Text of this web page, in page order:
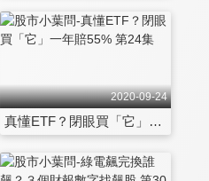
2020-09-24
真懂ETF？閉眼買「它」一年賠55% 第24集